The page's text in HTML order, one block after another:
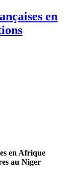
en
en Afrique
au Niger